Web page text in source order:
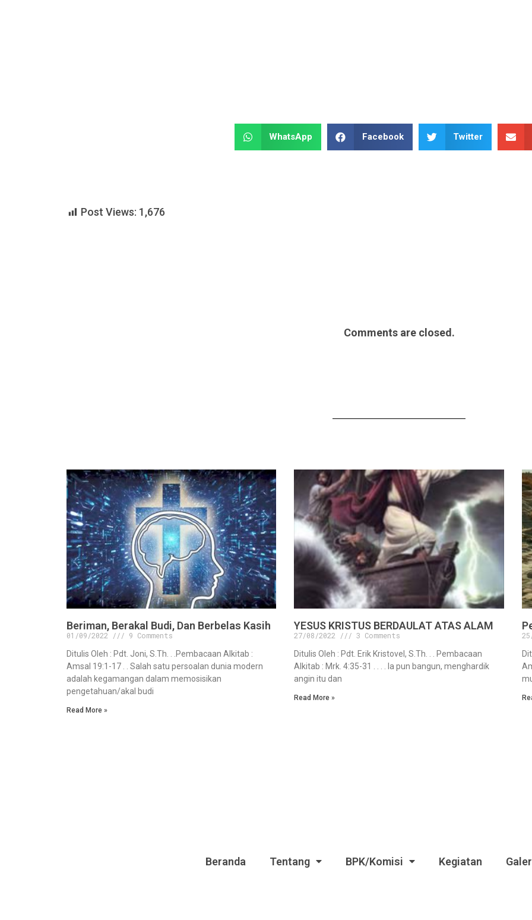
WhatsApp Facebook Twitter
Post Views: 1,676
Comments are closed.
Beriman, Berakal Budi, Dan Berbelas Kasih
01/09/2022
9 Comments
Ditulis Oleh : Pdt. Joni, S.Th. . .Pembacaan Alkitab :
Amsal 19:1-17 . . Salah satu persoalan dunia modern
adalah kegamangan dalam memosisikan
pengetahuan/akal budi
Read More »
YESUS KRISTUS BERDAULAT ATAS ALAM
27/08/2022
3 Comments
Ditulis Oleh : Pdt. Erik Kristovel, S.Th. . . Pembacaan
Alkitab : Mrk. 4:35-31 . . . . Ia pun bangun, menghardik
angin itu dan
Read More »
Beranda Tentang BPK/Komisi Kegiatan